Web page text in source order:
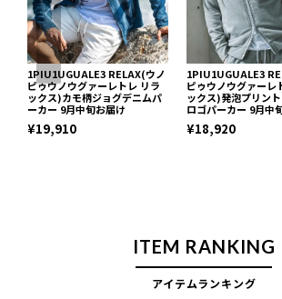
1PIU1UGUALE3 RELAX(ウノ
ピゥウノウグァーレトレ リラ
ックス)カモ柄ジョグデニムパ
ーカー 9月中旬お届け
¥19,910
1PIU1UGUALE3
ピゥウノウグァーレ
ックス)発泡プリン
ロゴパーカー 9月中
¥18,920
ITEM RANKING
アイテムランキング